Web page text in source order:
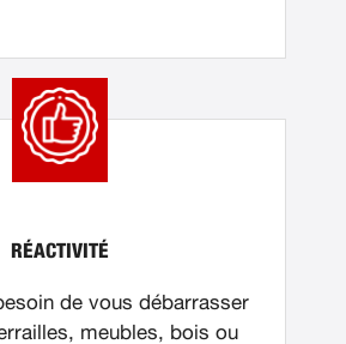
RÉACTIVITÉ
de vous débarrasser
meubles, bois ou